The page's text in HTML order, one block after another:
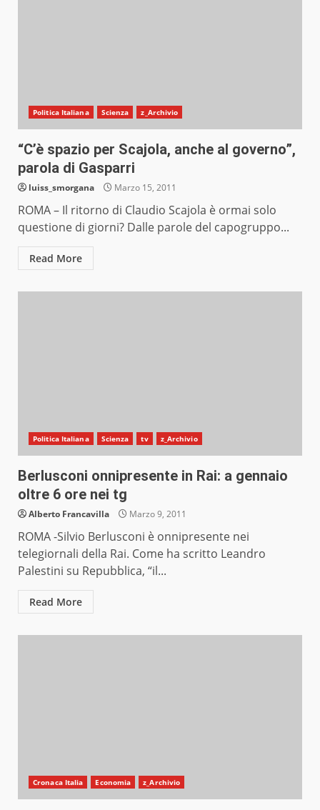
Politica Italiana Scienza z_Archivio
“C’è spazio per Scajola, anche al governo”,
parola di Gasparri
luiss_smorgana Marzo 15, 2011
ROMA – Il ritorno di Claudio Scajola è ormai solo
questione di giorni? Dalle parole del capogruppo...
Read More
Politica Italiana Scienza tv z_Archivio
Berlusconi onnipresente in Rai: a gennaio
oltre 6 ore nei tg
Alberto Francavilla Marzo 9, 2011
ROMA -Silvio Berlusconi è onnipresente nei
telegiornali della Rai. Come ha scritto Leandro
Palestini su Repubblica, “il...
Read More
Cronaca Italia Economia z_Archivio